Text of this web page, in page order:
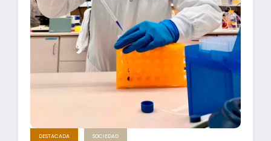
DESTACADA SOCIEDAD